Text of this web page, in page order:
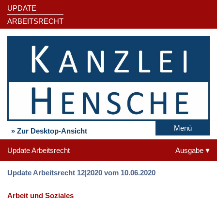
UPDATE
ARBEITSRECHT
» Zur Desktop-Ansicht Menü
Update Arbeitsrecht Ausgabe
Update Arbeitsrecht 12|2020 vom 10.06.2020
Arbeit und Soziales